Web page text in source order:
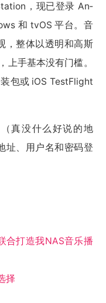
，现已登录 An­
和 tvOS 平台。音
，整体以透明和高斯
上手基本没有门槛。
包或 iOS Test­Flight
真没什么好说的地
址、用户名和密码登
打造我NAS音乐播
择